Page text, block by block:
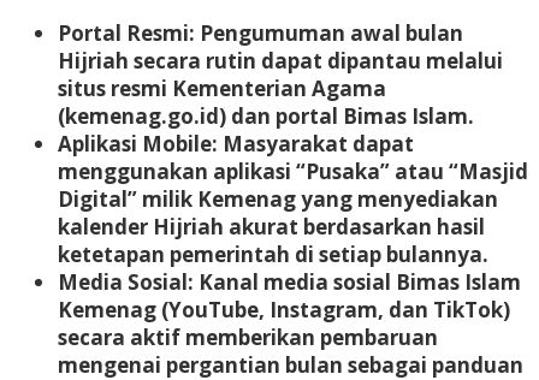
Portal Resmi: Pengumuman awal bulan
Hijriah secara rutin dapat dipantau melalui
situs resmi Kementerian Agama
(kemenag.go.id) dan portal Bimas Islam.
Aplikasi Mobile: Masyarakat dapat
menggunakan aplikasi “Pusaka” atau “Masjid
Digital” milik Kemenag yang menyediakan
kalender Hijriah akurat berdasarkan hasil
ketetapan pemerintah di setiap bulannya.
Media Sosial: Kanal media sosial Bimas Islam
Kemenag (YouTube, Instagram, dan TikTok)
secara aktif memberikan pembaruan
mengenai pergantian bulan sebagai panduan